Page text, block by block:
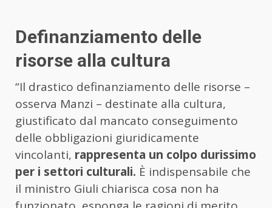
Definanziamento delle
risorse alla cultura
“Il drastico definanziamento delle risorse –
osserva Manzi – destinate alla cultura,
giustificato dal mancato conseguimento
delle obbligazioni giuridicamente
vincolanti, rappresenta un colpo durissimo
per i settori culturali. È indispensabile che
il ministro Giuli chiarisca cosa non ha